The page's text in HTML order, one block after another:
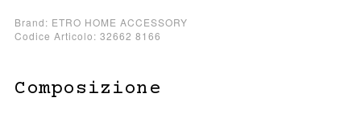
Brand: ETRO HOME ACCESSORY
Codice Articolo: 32662 8166
Composizione